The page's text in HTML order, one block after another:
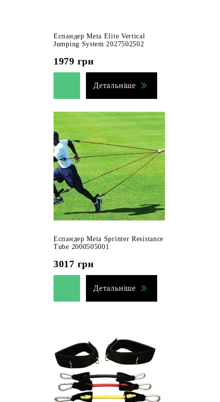
Еспандер Meta Elite Vertical
Jumping System 2027502502
1979 грн
Детальніше
Еспандер Meta Sprinter Resistance
Tube 2000505001
3017 грн
Детальніше